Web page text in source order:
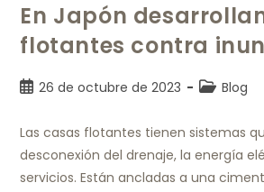
En Japón
flotantes contra
26 de octubre de 2023 Blog
Las casas flotantes tienen sistemas
desconexión del drenaje, la energía
servicios. Están ancladas a una